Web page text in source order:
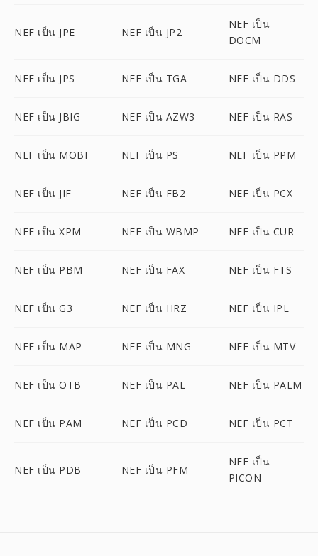
NEF เป็น JPE NEF เป็น JP2
NEF เป็น
DOCM
NEF เป็น JPS NEF เป็น TGA NEF เป็น DDS
NEF เป็น JBIG NEF เป็น AZW3 NEF เป็น RAS
NEF เป็น MOBI NEF เป็น PS NEF เป็น PPM
NEF เป็น JIF NEF เป็น FB2 NEF เป็น PCX
NEF เป็น XPM NEF เป็น WBMP NEF เป็น CUR
NEF เป็น PBM NEF เป็น FAX NEF เป็น FTS
NEF เป็น G3 NEF เป็น HRZ NEF เป็น IPL
NEF เป็น MAP NEF เป็น MNG NEF เป็น MTV
NEF เป็น OTB NEF เป็น PAL NEF เป็น PALM
NEF เป็น PAM NEF เป็น PCD NEF เป็น PCT
NEF เป็น PDB NEF เป็น PFM
NEF เป็น
PICON